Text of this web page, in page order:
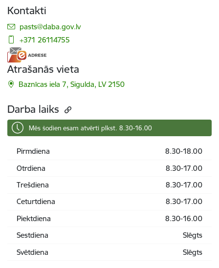
Kontakti
E-pasts:
pasts@daba.gov.lv
+371 26114755
Atrašanās vieta
Baznīcas iela 7, Sigulda, LV 2150
Darba laiks
Mēs šodien esam atvērti plkst. 8.30-16.00
Pirmdiena
8.30-18.00
Otrdiena
8.30-17.00
Trešdiena
8.30-17.00
Ceturtdiena
8.30-17.00
Piektdiena
8.30-16.00
Sestdiena
Slēgts
Svētdiena
Slēgts